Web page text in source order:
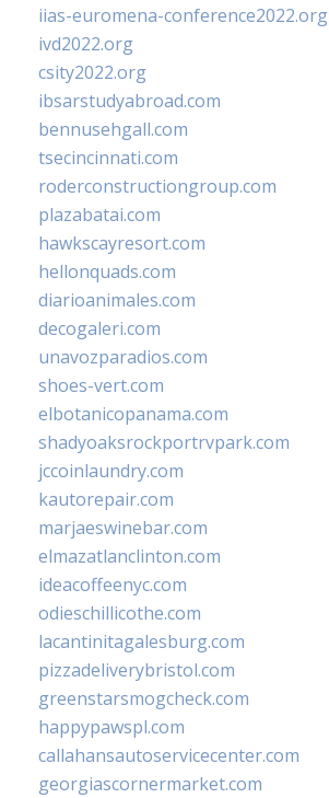
iias-euromena-conference2022.org
ivd2022.org
csity2022.org
ibsarstudyabroad.com
bennusehgall.com
tsecincinnati.com
roderconstructiongroup.com
plazabatai.com
hawkscayresort.com
hellonquads.com
diarioanimales.com
decogaleri.com
unavozparadios.com
shoes-vert.com
elbotanicopanama.com
shadyoaksrockportrvpark.com
jccoinlaundry.com
kautorepair.com
marjaeswinebar.com
elmazatlanclinton.com
ideacoffeenyc.com
odieschillicothe.com
lacantinitagalesburg.com
pizzadeliverybristol.com
greenstarsmogcheck.com
happypawspl.com
callahansautoservicecenter.com
georgiascornermarket.com